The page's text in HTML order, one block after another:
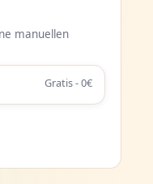
manuellen
Gratis - 0€